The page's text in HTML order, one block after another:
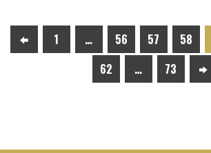
1 … 56 57 58
62
… 73